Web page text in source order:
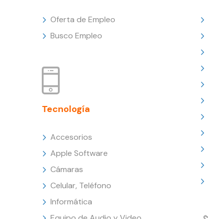
Oferta de Empleo
Busco Empleo
Tecnología
Accesorios
Apple Software
Cámaras
Celular, Teléfono
Informática